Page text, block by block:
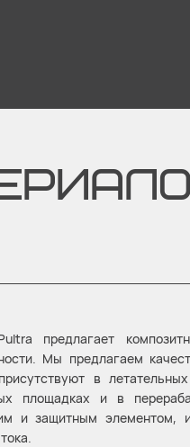
предлагает
Мы предлагаем
в
площадках и в
и защитным элементом,